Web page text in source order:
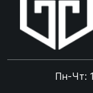
Пн-Чт:
Online чат
Online чат